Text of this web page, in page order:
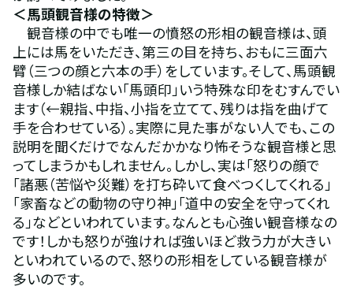
＜馬頭観音様の特徴＞
観音様の中でも唯一の憤怒の形相の観音様は、頭
上には馬をいただき、第三の目を持ち、おもに三面六
臂（三つの顔と六本の手）をしています。そして、馬頭観
音様しか結ばない「馬頭印」いう特殊な印をむすんでい
ます（←親指、中指、小指を立てて、残りは指を曲げて
手を合わせている）。実際に見た事がない人でも、この
説明を聞くだけでなんだかかなり怖そうな観音様と思
ってしまうかもしれません。しかし、実は「怒りの顔で
「諸悪（苦悩や災難）を打ち砕いて食べつくしてくれる」
「家畜などの動物の守り神」「道中の安全を守ってくれ
る」などといわれています。なんとも心強い観音様なの
です！しかも怒りが強ければ強いほど救う力が大きい
といわれているので、怒りの形相をしている観音様が
多いのです。